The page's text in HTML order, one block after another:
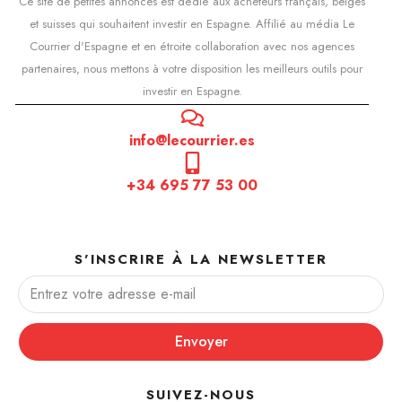
et suisses qui souhaitent investir en Espagne. Affilié au média Le
Courrier d'Espagne et en étroite collaboration avec nos agences
partenaires, nous mettons à votre disposition les meilleurs outils pour
investir en Espagne.
info@lecourrier.es
+34 695 77 53 00
S'INSCRIRE À LA NEWSLETTER
Envoyer
SUIVEZ-NOUS